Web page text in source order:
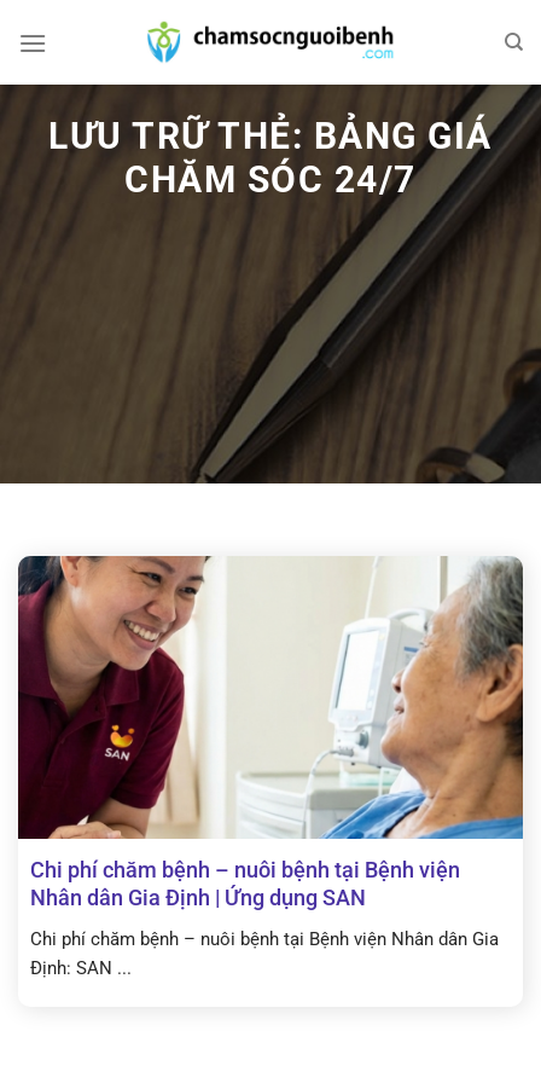
qua
LƯU TRỮ THẺ: BẢNG GIÁ
CHĂM SÓC 24/7
Chi phí chăm bệnh – nuôi bệnh tại Bệnh viện
Nhân dân Gia Định | Ứng dụng SAN
Chi phí chăm bệnh – nuôi bệnh tại Bệnh viện Nhân dân Gia
Định: SAN ...